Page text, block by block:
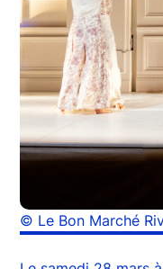
© Le Bon Marché